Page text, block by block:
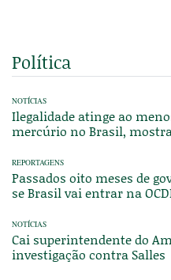
Política
NOTÍCIAS
Ilegalidade atinge ao
mercúrio no Brasil,
REPORTAGENS
Passados oito meses de
se Brasil vai entrar na
NOTÍCIAS
Cai superintendente do
investigação contra Salles